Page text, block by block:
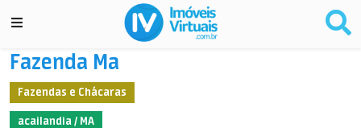
Fazenda Ma
Fazendas e Chácaras
acailandia / MA